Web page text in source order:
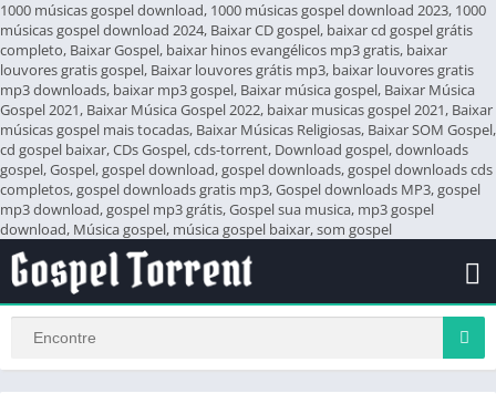
1000 músicas gospel download, 1000 músicas gospel download 2023, 1000
músicas gospel download 2024, Baixar CD gospel, baixar cd gospel grátis
completo, Baixar Gospel, baixar hinos evangélicos mp3 gratis, baixar
louvores gratis gospel, Baixar louvores grátis mp3, baixar louvores gratis
mp3 downloads, baixar mp3 gospel, Baixar música gospel, Baixar Música
Gospel 2021, Baixar Música Gospel 2022, baixar musicas gospel 2021, Baixar
músicas gospel mais tocadas, Baixar Músicas Religiosas, Baixar SOM Gospel,
cd gospel baixar, CDs Gospel, cds-torrent, Download gospel, downloads
gospel, Gospel, gospel download, gospel downloads, gospel downloads cds
completos, gospel downloads gratis mp3, Gospel downloads MP3, gospel
mp3 download, gospel mp3 grátis, Gospel sua musica, mp3 gospel
download, Música gospel, música gospel baixar, som gospel